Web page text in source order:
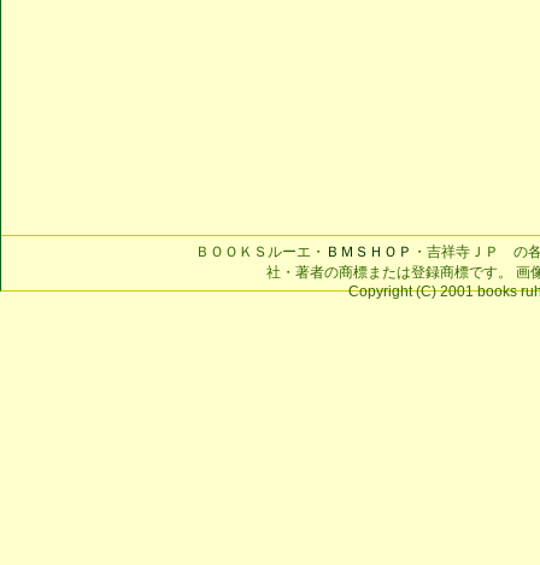
ＢＯＯＫＳルーエ・ ＢＭＳＨＯＰ ・吉祥寺ＪＰ の
社・著者の商標または登録商標です。 画
Copyright (C) 2001 books